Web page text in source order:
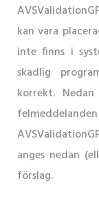
kan vara
inte finns i
skadlig
korrekt.
anges nedan
förslag.